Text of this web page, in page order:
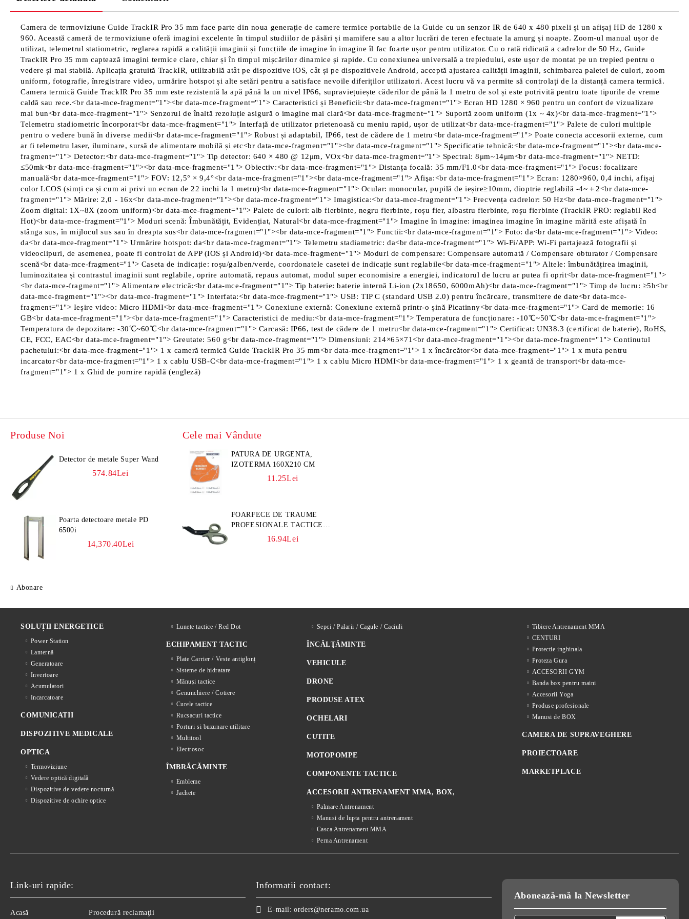
Camera de termoviziune Guide TrackIR Pro 35 mm face parte din noua generație de camere termice portabile de la Guide cu un senzor IR de 640 x 480 pixeli și un afișaj HD de 1280 x
960. Această cameră de termoviziune oferă imagini excelente în timpul studiilor de păsări și mamifere sau a altor lucrări de teren efectuate la amurg și noapte. Zoom-ul manual ușor de
utilizat, telemetrul statiometric, reglarea rapidă a calității imaginii și funcțiile de imagine în imagine îl fac foarte ușor pentru utilizator. Cu o rată ridicată a cadrelor de 50 Hz, Guide
TrackIR Pro 35 mm captează imagini termice clare, chiar și în timpul mișcărilor dinamice și rapide. Cu conexiunea universală a trepiedului, este ușor de montat pe un trepied pentru o
vedere și mai stabilă. Aplicația gratuită TrackIR, utilizabilă atât pe dispozitive iOS, cât și pe dispozitivele Android, acceptă ajustarea calității imaginii, schimbarea paletei de culori, zoom
uniform, fotografie, înregistrare video, urmărire hotspot și alte setări pentru a satisface nevoile diferiților utilizatori. Acest lucru vă va permite să controlați de la distanță camera termică.
Camera termică Guide TrackIR Pro 35 mm este rezistentă la apă până la un nivel IP66, supraviețuiește căderilor de până la 1 metru de sol și este potrivită pentru toate tipurile de vreme
caldă sau rece.<br data-mce-fragment="1"><br data-mce-fragment="1"> Caracteristici și Beneficii:<br data-mce-fragment="1"> Ecran HD 1280 × 960 pentru un confort de vizualizare
mai bun<br data-mce-fragment="1"> Senzorul de înaltă rezoluție asigură o imagine mai clară<br data-mce-fragment="1"> Suportă zoom uniform (1x ~ 4x)<br data-mce-fragment="1">
Telemetru stadiometric încorporat<br data-mce-fragment="1"> Interfață de utilizator prietenoasă cu meniu rapid, ușor de utilizat<br data-mce-fragment="1"> Palete de culori multiple
pentru o vedere bună în diverse medii<br data-mce-fragment="1"> Robust și adaptabil, IP66, test de cădere de 1 metru<br data-mce-fragment="1"> Poate conecta accesorii externe, cum
ar fi telemetru laser, iluminare, sursă de alimentare mobilă și etc<br data-mce-fragment="1"><br data-mce-fragment="1"> Specificație tehnică:<br data-mce-fragment="1"><br data-mce-
fragment="1"> Detector:<br data-mce-fragment="1"> Tip detector: 640 × 480 @ 12μm, VOx<br data-mce-fragment="1"> Spectral: 8μm~14μm<br data-mce-fragment="1"> NETD:
≤50mk<br data-mce-fragment="1"><br data-mce-fragment="1"> Obiectiv:<br data-mce-fragment="1"> Distanța focală: 35 mm/F1.0<br data-mce-fragment="1"> Focus: focalizare
manuală<br data-mce-fragment="1"> FOV: 12,5° × 9,4°<br data-mce-fragment="1"><br data-mce-fragment="1"> Afişa:<br data-mce-fragment="1"> Ecran: 1280×960, 0,4 inchi, afișaj
color LCOS (simți ca și cum ai privi un ecran de 22 inchi la 1 metru)<br data-mce-fragment="1"> Ocular: monocular, pupilă de ieșire≥10mm, dioptrie reglabilă -4~＋2<br data-mce-
fragment="1"> Mărire: 2,0 - 16x<br data-mce-fragment="1"><br data-mce-fragment="1"> Imagistica:<br data-mce-fragment="1"> Frecvența cadrelor: 50 Hz<br data-mce-fragment="1">
Zoom digital: 1X~8X (zoom uniform)<br data-mce-fragment="1"> Palete de culori: alb fierbinte, negru fierbinte, roșu fier, albastru fierbinte, roșu fierbinte (TrackIR PRO: reglabil Red
Hot)<br data-mce-fragment="1"> Moduri scenă: Îmbunătățit, Evidențiat, Natural<br data-mce-fragment="1"> Imagine în imagine: imaginea imagine în imagine mărită este afișată în
stânga sus, în mijlocul sus sau în dreapta sus<br data-mce-fragment="1"><br data-mce-fragment="1"> Functii:<br data-mce-fragment="1"> Foto: da<br data-mce-fragment="1"> Video:
da<br data-mce-fragment="1"> Urmărire hotspot: da<br data-mce-fragment="1"> Telemetru stadiametric: da<br data-mce-fragment="1"> Wi-Fi/APP: Wi-Fi partajează fotografii și
videoclipuri, de asemenea, poate fi controlat de APP (IOS și Android)<br data-mce-fragment="1"> Moduri de compensare: Compensare automată / Compensare obturator / Compensare
scenă<br data-mce-fragment="1"> Caseta de indicație: roșu/galben/verde, coordonatele casetei de indicație sunt reglabile<br data-mce-fragment="1"> Altele: îmbunătățirea imaginii,
luminozitatea și contrastul imaginii sunt reglabile, oprire automată, repaus automat, modul super economisire a energiei, indicatorul de lucru ar putea fi oprit<br data-mce-fragment="1">
<br data-mce-fragment="1"> Alimentare electrică:<br data-mce-fragment="1"> Tip baterie: baterie internă Li-ion (2x18650, 6000mAh)<br data-mce-fragment="1"> Timp de lucru: ≥5h<br
data-mce-fragment="1"><br data-mce-fragment="1"> Interfata:<br data-mce-fragment="1"> USB: TIP C (standard USB 2.0) pentru încărcare, transmitere de date<br data-mce-
fragment="1"> Ieșire video: Micro HDMI<br data-mce-fragment="1"> Conexiune externă: Conexiune externă printr-o șină Picatinny<br data-mce-fragment="1"> Card de memorie: 16
GB<br data-mce-fragment="1"><br data-mce-fragment="1"> Caracteristici de mediu:<br data-mce-fragment="1"> Temperatura de funcționare: -10℃~50℃<br data-mce-fragment="1">
Temperatura de depozitare: -30℃~60℃<br data-mce-fragment="1"> Carcasă: IP66, test de cădere de 1 metru<br data-mce-fragment="1"> Certificat: UN38.3 (certificat de baterie), RoHS,
CE, FCC, EAC<br data-mce-fragment="1"> Greutate: 560 g<br data-mce-fragment="1"> Dimensiuni: 214×65×71<br data-mce-fragment="1"><br data-mce-fragment="1"> Continutul
pachetului:<br data-mce-fragment="1"> 1 x cameră termică Guide TrackIR Pro 35 mm<br data-mce-fragment="1"> 1 x încărcător<br data-mce-fragment="1"> 1 x mufa pentru
incarcator<br data-mce-fragment="1"> 1 x cablu USB-C<br data-mce-fragment="1"> 1 x cablu Micro HDMI<br data-mce-fragment="1"> 1 x geantă de transport<br data-mce-
fragment="1"> 1 x Ghid de pornire rapidă (engleză)
Produse Noi
Detector de metale Super Wand
574.84Lei
Poarta detectoare metale PD
6500i
14,370.40Lei
Abonare
Cele mai Vândute
PATURA DE URGENTA,
IZOTERMA 160X210 CM
11.25Lei
FOARFECE DE TRAUME
PROFESIONALE TACTICE
CULOARE KAKI
16.94Lei
SOLUȚII ENERGETICE
Power Station
Lanternă
Generatoare
Invertoare
Acumulatori
Incarcatoare
COMUNICATII
DISPOZITIVE MEDICALE
OPTICA
Termoviziune
Vedere optică digitală
Dispozitive de vedere nocturnă
Dispozitive de ochire optice
Lunete tactice / Red Dot
ECHIPAMENT TACTIC
Plate Carrier / Veste antiglonț
Sisteme de hidratare
Mănuși tactice
Genunchiere / Cotiere
Curele tactice
Rucsacuri tactice
Porturi si buzunare utilitare
Multitool
Electrosoc
ÎMBRĂCĂMINTE
Embleme
Jachete
Sepci / Palarii / Cagule / Caciuli
ÎNCĂLŢĂMINTE
VEHICULE
DRONE
PRODUSE ATEX
OCHELARI
CUTITE
MOTOPOMPE
COMPONENTE TACTICE
ACCESORII ANTRENAMENT MMA, BOX,
Palmare Antrenament
Manusi de lupta pentru antrenament
Casca Antrenament MMA
Perna Antrenament
Tibiere Antrenament MMA
CENTURI
Protectie inghinala
Proteza Gura
ACCESORII GYM
Banda box pentru maini
Accesorii Yoga
Produse profesionale
Manusi de BOX
CAMERA DE SUPRAVEGHERE
PROIECTOARE
MARKETPLACE
Link-uri rapide:
Acasă Procedură reclamaţii
Informatii contact:
E-mail: orders@neramo.com.ua
Abonează-mă la Newsletter